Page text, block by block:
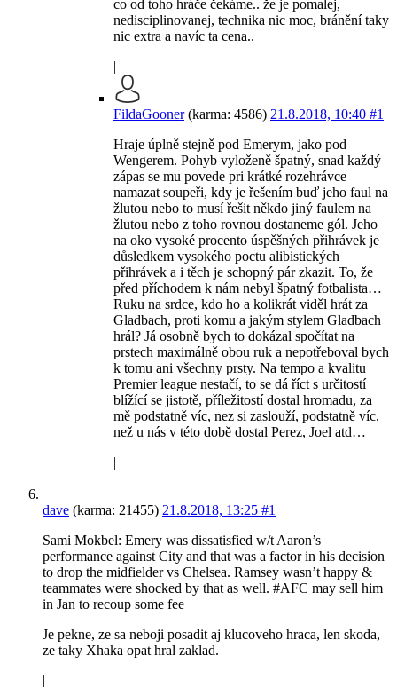
co od toho hráče čekáme.. že je pomalej,
nedisciplinovanej, technika nic moc, bránění taky
nic extra a navíc ta cena..
|
FildaGooner(karma: 4586) 21.8.2018, 10:40 #1
Hraje úplně stejně pod Emerym, jako pod
Wengerem. Pohyb vyloženě špatný, snad každý
zápas se mu povede pri krátké rozehrávce
namazat soupeři, kdy je řešením buď jeho faul na
žlutou nebo to musí řešit někdo jiný faulem na
žlutou nebo z toho rovnou dostaneme gól. Jeho
na oko vysoké procento úspěšných přihrávek je
důsledkem vysokého poctu alibistických
přihrávek a i těch je schopný pár zkazit. To, že
před příchodem k nám nebyl špatný fotbalista…
Ruku na srdce, kdo ho a kolikrát viděl hrát za
Gladbach, proti komu a jakým stylem Gladbach
hrál? Já osobně bych to dokázal spočítat na
prstech maximálně obou ruk a nepotřeboval bych
k tomu ani všechny prsty. Na tempo a kvalitu
Premier league nestačí, to se dá říct s určitostí
blížící se jistotě, příležitostí dostal hromadu, za
mě podstatně víc, nez si zaslouží, podstatně víc,
než u nás v této době dostal Perez, Joel atd…
|
dave (karma: 21455) 21.8.2018, 13:25 #1
Sami Mokbel: Emery was dissatisfied w/t Aaron’s
performance against City and that was a factor in his decision
to drop the midfielder vs Chelsea. Ramsey wasn’t happy &
teammates were shocked by that as well. #AFC may sell him
in Jan to recoup some fee
Je pekne, ze sa neboji posadit aj klucoveho hraca, len skoda,
ze taky Xhaka opat hral zaklad.
|